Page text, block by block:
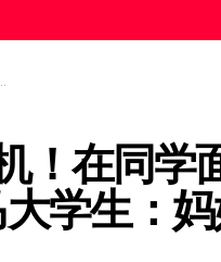
！在同学
学生：